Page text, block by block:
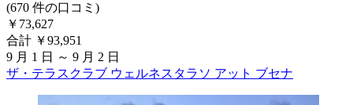
(670 件の口コミ)
￥73,627
合計 ￥93,951
9 月 1 日 ～ 9 月 2 日
ザ・テラスクラブ ウェルネスタラソ アット ブセナ